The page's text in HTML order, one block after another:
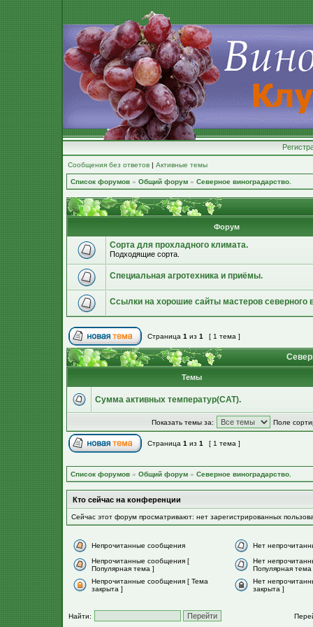
Сообщения без ответов | Активные темы
Список форумов » Общий форум » Северное виноградарство.
Форум
Сорта для прохладного климата.
Подходящие сорта.
Специальная агротехника и приёмы.
Ссылки на хорошие сайты мастеров северного
Страница 1 из 1 [ 1 тема ]
Темы
Сумма активных температур(САТ).
Показать темы за: Поле
Страница 1 из 1 [ 1 тема ]
Список форумов » Общий форум » Северное виноградарство.
Кто сейчас на конференции
Сейчас этот форум просматривают: нет зарегистрированных
Непрочитанные сообщения
Нет
Непрочитанные сообщения [
Популярная тема ]
Нет
Популярная тема
Непрочитанные сообщения [ Тема
закрыта ]
Нет
закрыта ]
Найти: